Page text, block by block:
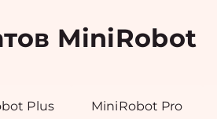
MiniRobot
Plus MiniRobot Pro